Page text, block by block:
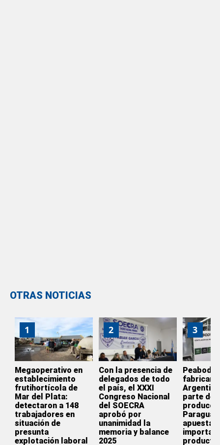
OTRAS NOTICIAS
1
Megaoperativo en
establecimiento
frutihortícola de
Mar del Plata:
detectaron a 148
trabajadores en
situación de
presunta
explotación laboral
2
Con la presencia de
delegados de todo
el país, el XXXI
Congreso Nacional
del SOECRA
aprobó por
unanimidad la
memoria y balance
2025
3
Peabody
fabricar
parte de
apuesta
importar